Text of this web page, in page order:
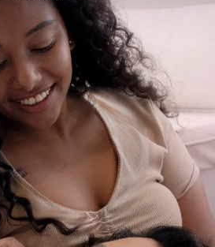
Perfil de usuário
Meus aparelhos
Meus pedidos
Meus endereços
As minhas subscrições
Tech Elixir
Set
Español
Português
Русский
体中文 繁體中文